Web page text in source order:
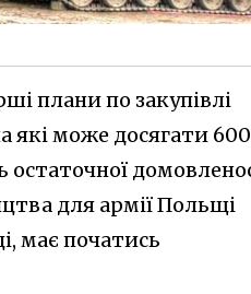
плани по закупівлі
які може досягати 600
для армії Польщі
має початись